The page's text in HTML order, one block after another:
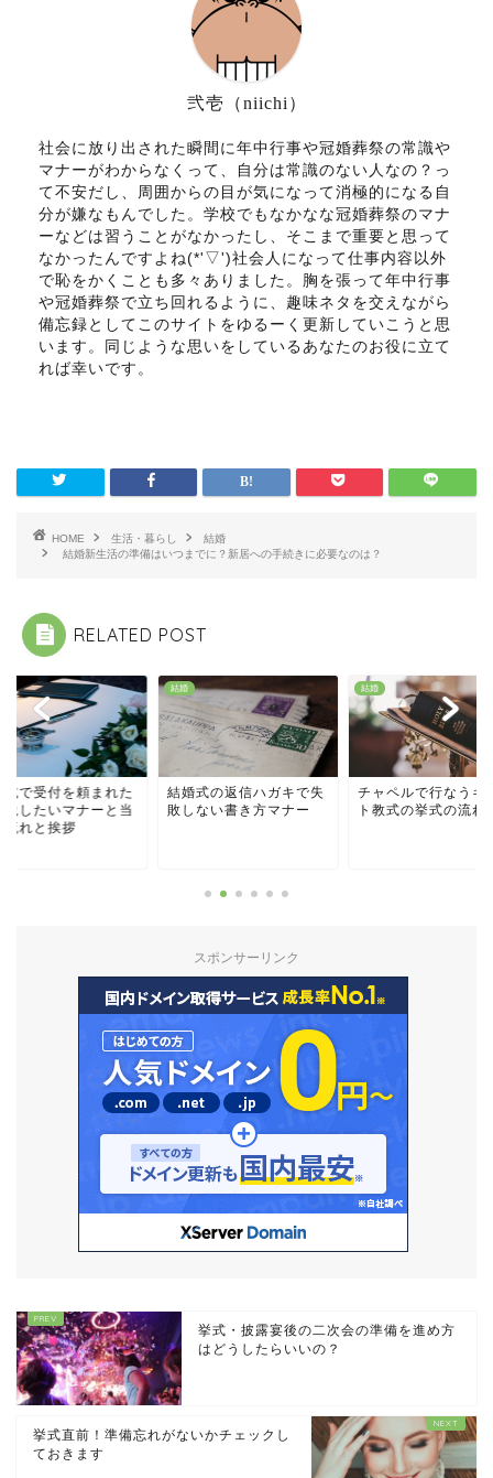
弐壱（niichi）
社会に放り出された瞬間に年中行事や冠婚葬祭の常識や
マナーがわからなくって、自分は常識のない人なの？っ
て不安だし、周囲からの目が気になって消極的になる自
分が嫌なもんでした。学校でもなかなな冠婚葬祭のマナ
ーなどは習うことがなかったし、そこまで重要と思って
なかったんですよね(*'▽')社会人になって仕事内容以外
で恥をかくことも多々ありました。胸を張って年中行事
や冠婚葬祭で立ち回れるように、趣味ネタを交えながら
備忘録としてこのサイトをゆるーく更新していこうと思
います。同じような思いをしているあなたのお役に立て
れば幸いです。
HOME 生活・暮らし
結婚
結婚新生活の準備はいつまでに？新居への手続きに必要なのは？
RELATED POST
式で受付を頼まれた
践したいマナーと当
流れと挨拶
結婚
結婚式の返信ハガキで失
敗しない書き方マナー
結婚
チャペルで行なうキ
ト教式の挙式の流れ
スポンサーリンク
挙式・披露宴後の二次会の準備を進め方
はどうしたらいいの？
挙式直前！準備忘れがないかチェックし
ておきます